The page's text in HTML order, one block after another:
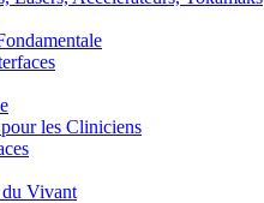
les Cliniciens
Vivant